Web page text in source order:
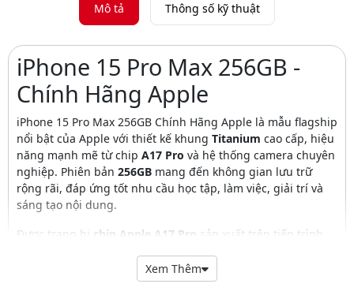
Mô tả Thông số kỹ thuật
iPhone 15 Pro Max 256GB -
Chính Hãng Apple
iPhone 15 Pro Max 256GB Chính Hãng Apple là mẫu flagship
nổi bật của Apple với thiết kế khung Titanium cao cấp, hiệu
năng mạnh mẽ từ chip A17 Pro và hệ thống camera chuyên
nghiệp. Phiên bản 256GB mang đến không gian lưu trữ
rộng rãi, đáp ứng tốt nhu cầu học tập, làm việc, giải trí và
sáng tạo nội dung.
Được trang bị chip Apple A17 Pro sản xuất trên tiến trình
tiết kiệm điện năng và tối ưu hiệu suất khi chơi game đồ
họa cao, chỉnh sửa ảnh, dựng video 4K hay làm việc đa
Xem Thêm